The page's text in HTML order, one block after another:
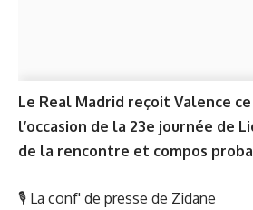
Le Real Madrid reçoit Valence ce
l’occasion de la 23e journée de
de la rencontre et compos
🎙 La conf' de presse de Zidane